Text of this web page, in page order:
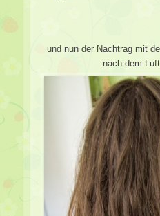
und nun der Nachtrag mit
nach dem